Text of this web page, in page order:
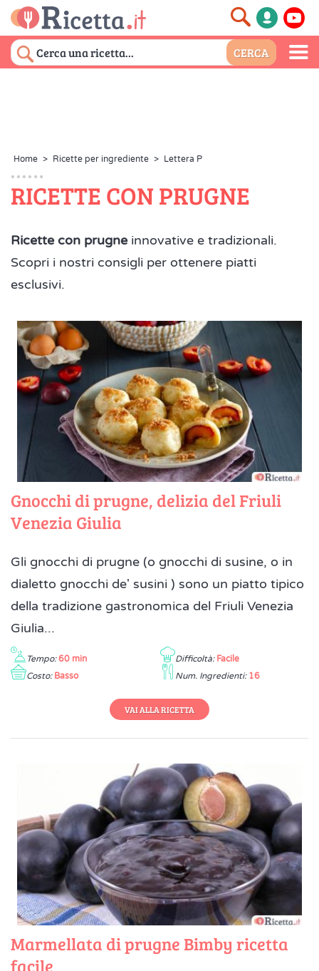
Home > Ricette per ingrediente > Lettera P
RICETTE CON PRUGNE
Ricette con prugneinnovative e tradizionali.
Scopri i nostri consigli per ottenere piatti
esclusivi.
Gnocchi di prugne, delizia del Friuli
Venezia Giulia
Gli gnocchi di prugne (o gnocchi di susine, o in
dialetto gnocchi de' susini ) sono un piatto tipico
della tradizione gastronomica del Friuli Venezia
Giulia...
Tempo: 60 min Difficoltà: Facile
Costo: Basso Num. Ingredienti: 16
VAI ALLA RICETTA
Marmellata di prugne Bimby ricetta
facile